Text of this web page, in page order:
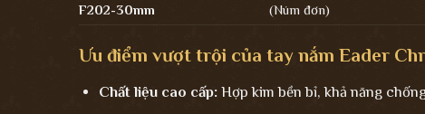
F202-30mm
(Núm đơn)
Ưu điểm vượt trội của tay nắm Eader
Chất liệu cao cấp:Hợp kim bền bỉ, khả năng